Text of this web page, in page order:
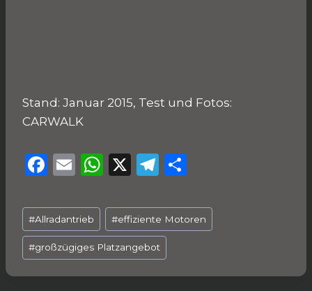
Stand: Januar 2015, Test und Fotos:
CARWALK
F
c
e
b
o
E
ai
l
W
a
ts
A
p
X
T
e
g
ra
m
le
n
Schlagworte:
#Allradantrieb #effiziente Motoren
#großzügiges Platzangebot